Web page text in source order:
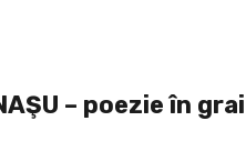
– poezie în